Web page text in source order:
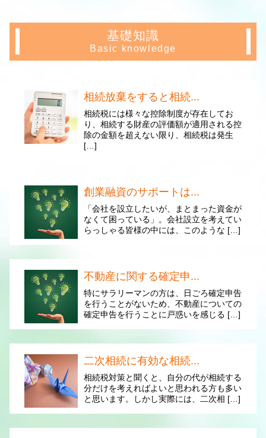
基礎知識
Basic knowledge
相続放棄をすると相続...
相続税には様々な控除制度が存在してお
り、相続する財産の評価額が適用される控
除の金額を超えない限り、相続税は発生
[…]
創業融資のサポートは...
「会社を設立したいが、まとまった資金が
なくて困っている」。会社設立を考えてい
らっしゃる皆様の中には、このような […]
不動産に関する確定申...
特にサラリーマンの方は、日ごろ確定申告
を行うことがないため、不動産についての
確定申告を行うことに戸惑いを感じる […]
二次相続に有効な相続...
相続税対策と聞くと、自分の代が相続する
分だけを考えればよいと思われる方も多い
と思います。しかし実際には、二次相 […]